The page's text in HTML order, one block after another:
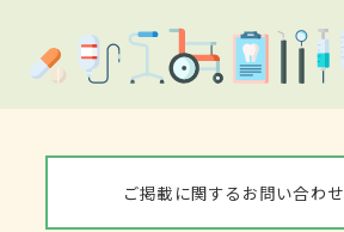
ご掲載に関するお問い合わ